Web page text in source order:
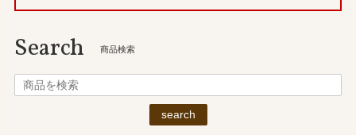
Search 商品検索
search